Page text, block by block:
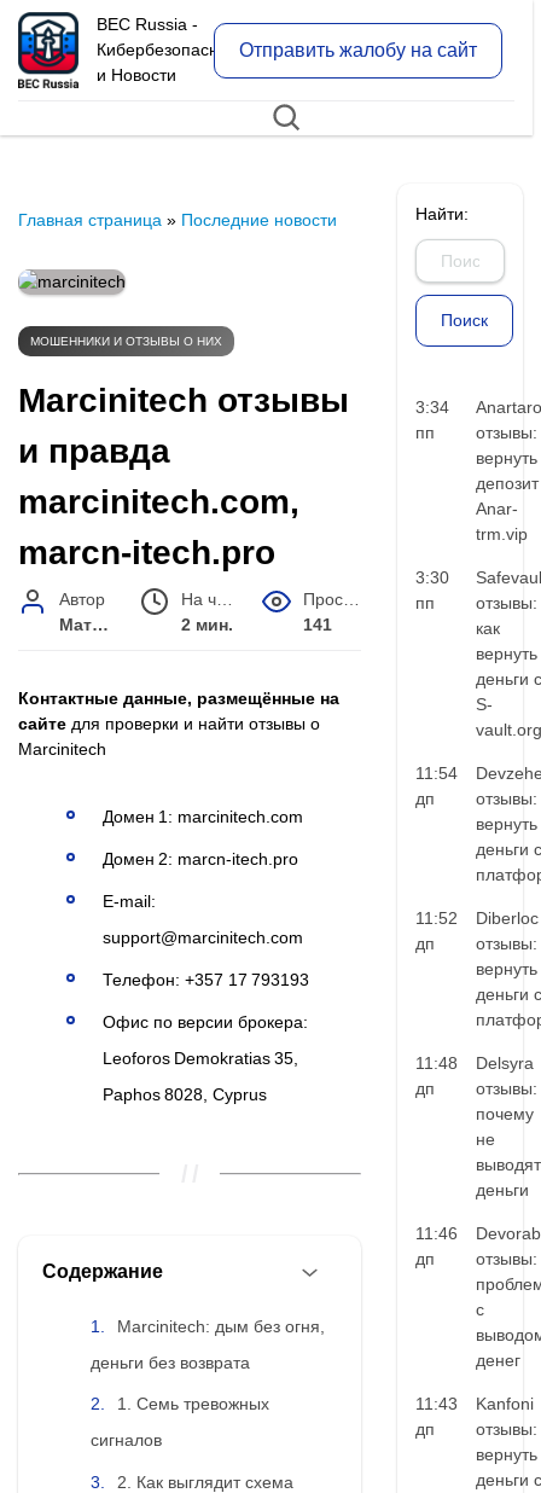
BEC Russia -
Кибербезопасность
и Новости
Отправить жалобу на сайт
Главная страница » Последние новости
МОШЕННИКИ И ОТЗЫВЫ О НИХ
Marcinitech отзывы
и правда
marcinitech.com,
marcn-itech.pro
Автор
Матвей Иванов
2 мин.
141
Контактные данные, размещённые на
сайте для проверки и найти отзывы о
Marcinitech
Домен 1: marcinitech.com
Домен 2: marcn-itech.pro
E‑mail:
support@marcinitech.com
Телефон: +357 17 793193
Офис по версии брокера:
Leoforos Demokratias 35,
Paphos 8028, Cyprus
Содержание
Marcinitech: дым без огня,
деньги без возврата
1. Семь тревожных
сигналов
2. Как выглядит схема
Найти:
3:34
пп
отзывы:
вернуть
Anar-
trm.vip
3:30
пп
отзывы:
как
вернуть
деньги с
S-
vault.org
11:54
дп
отзывы:
вернуть
деньги с
11:52
дп
Diberloc
отзывы:
вернуть
деньги с
11:48
дп
Delsyra
отзывы:
почему
не
выводят
деньги
11:46
дп
отзывы:
с
денег
11:43
дп
Kanfoni
отзывы:
вернуть
деньги с